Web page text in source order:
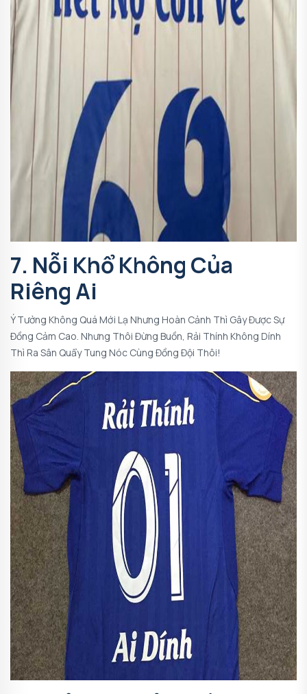
7. Nỗi Khổ Không Của
Riêng Ai
Ý Tưởng Không Quá Mới Lạ Nhưng Hoàn Cảnh Thì Gây Được Sự
Đồng Cảm Cao. Nhưng Thôi Đừng Buồn, Rải Thính Không Dính
Thì Ra Sân Quẩy Tung Nóc Cùng Đồng Đội Thôi!